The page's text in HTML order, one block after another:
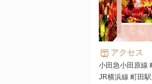
アクセス
小田急小田原線
JR横浜線 町田